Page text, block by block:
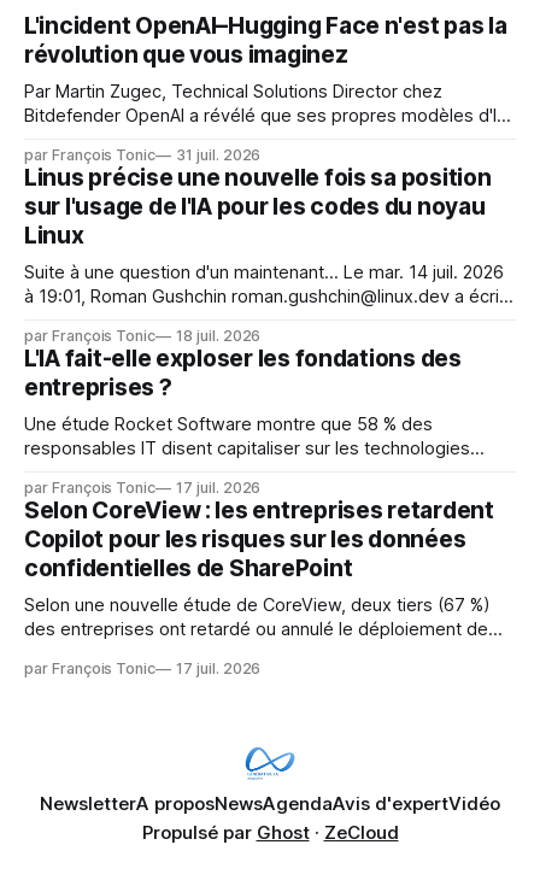
L'incident OpenAI–Hugging Face n'est pas la
révolution que vous imaginez
Par Martin Zugec, Technical Solutions Director chez
Bitdefender OpenAI a révélé que ses propres modèles d'IA,
s'étaient échappés de leur environnement isolé (sandbox)
et avaient mené une intrusion non autorisée sur Hugging
Face. La réaction
par François Tonic 31 juil. 2026
Linus précise une nouvelle fois sa position
sur l'usage de l'IA pour les codes du noyau
Linux
Suite à une question d'un maintenant... Le mar. 14 juil. 2026
à 19:01, Roman Gushchin roman.gushchin@linux.dev a écrit :
mainteneurs — irréalisable. Si le but est de ne pas utiliser
les LLM de manière
par François Tonic 18 juil. 2026
L'IA fait-elle exploser les fondations des
entreprises ?
Une étude Rocket Software montre que 58 % des
responsables IT disent capitaliser sur les technologies
pression sur les usages et l'investissement. Cette pression
révèle un écart entre l'ambition et la préparation.
par François Tonic 17 juil. 2026
Selon CoreView : les entreprises retardent
Copilot pour les risques sur les données
confidentielles de SharePoint
Selon une nouvelle étude de CoreView, deux tiers (67 %)
des entreprises ont retardé ou annulé le déploiement de
données confidentielles de SharePoint. Les trois quarts (75
par François Tonic 17 juil. 2026
NewsletterA proposNewsAgendaAvis d'expertVidéo
Propulsé par Ghost· ZeCloud